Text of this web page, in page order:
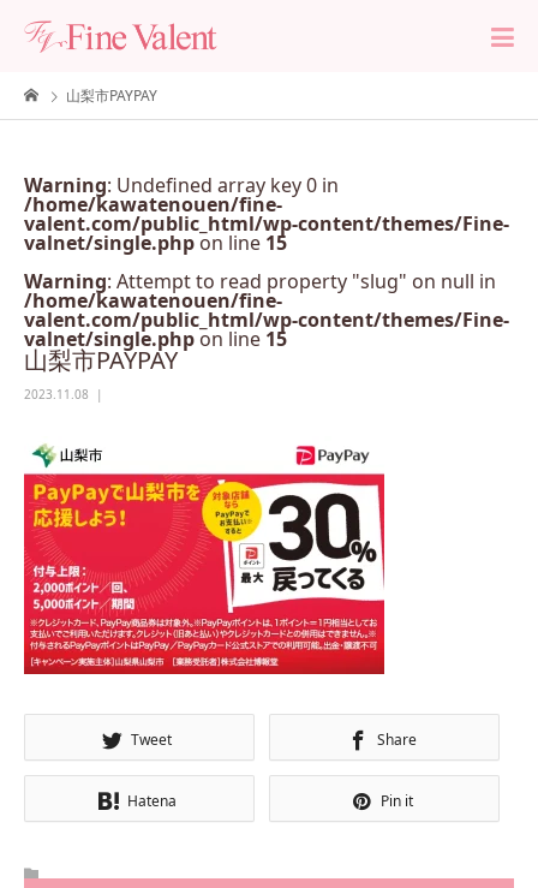
山梨市PAYPAY
Warning: Undefined array key 0 in
/home/kawatenouen/fine-
valent.com/public_html/wp-content/themes/Fine-
valnet/single.phpon line 15
Warning: Attempt to read property "slug" on null in
/home/kawatenouen/fine-
valent.com/public_html/wp-content/themes/Fine-
valnet/single.phpon line 15
山梨市PAYPAY
2023.11.08
Tweet Share
Hatena Pin it